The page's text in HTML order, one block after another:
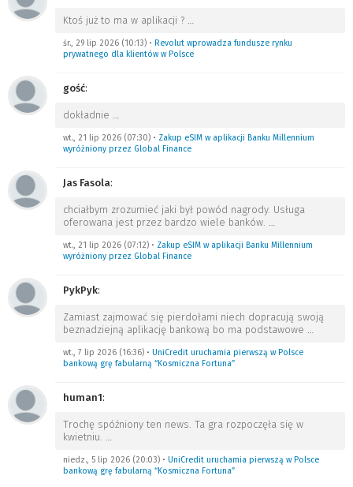
Ktoś już to ma w aplikacji ? …
śr., 29 lip 2026 (10:13) • Revolut wprowadza fundusze rynku
prywatnego dla klientów w Polsce
gość:
dokładnie …
wt., 21 lip 2026 (07:30) • Zakup eSIM w aplikacji Banku Millennium
wyróżniony przez Global Finance
Jas Fasola:
chciałbym zrozumieć jaki był powód nagrody. Usługa
oferowana jest przez bardzo wiele banków. …
wt., 21 lip 2026 (07:12) • Zakup eSIM w aplikacji Banku Millennium
wyróżniony przez Global Finance
PykPyk:
Zamiast zajmować się pierdołami niech dopracują swoją
beznadziejną aplikację bankową bo ma podstawowe …
wt., 7 lip 2026 (16:36) • UniCredit uruchamia pierwszą w Polsce
bankową grę fabularną “Kosmiczna Fortuna”
human1:
Trochę spóźniony ten news. Ta gra rozpoczęła się w
kwietniu. …
niedz., 5 lip 2026 (20:03) • UniCredit uruchamia pierwszą w Polsce
bankową grę fabularną “Kosmiczna Fortuna”